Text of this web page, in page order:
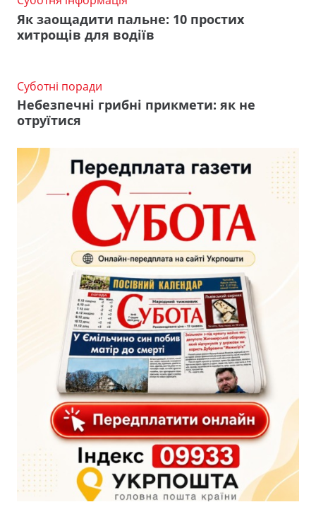
Як заощадити пальне: 10 простих
хитрощів для водіїв
Суботні поради
Небезпечні грибні прикмети: як не
отруїтися